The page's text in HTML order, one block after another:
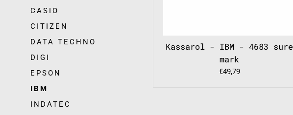
CASIO
CITIZEN
DATA TECHNO
DIGI
EPSON
IBM
INDATEC
Kassarol - IBM - 4683 sure
mark
Regular
€49,79